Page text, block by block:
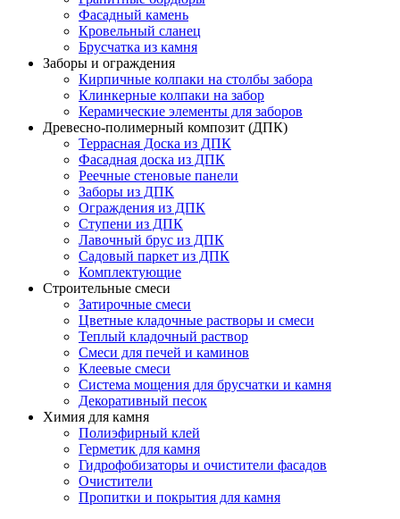
Фасадный камень
Кровельный сланец
Брусчатка из камня
Заборы и ограждения
Кирпичные колпаки на столбы забора
Клинкерные колпаки на забор
Керамические элементы для заборов
Древесно-полимерный композит (ДПК)
Террасная Доска из ДПК
Фасадная доска из ДПК
Реечные стеновые панели
Заборы из ДПК
Ограждения из ДПК
Ступени из ДПК
Лавочный брус из ДПК
Садовый паркет из ДПК
Комплектующие
Строительные смеси
Затирочные смеси
Цветные кладочные растворы и смеси
Теплый кладочный раствор
Смеси для печей и каминов
Клеевые смеси
Система мощения для брусчатки и камня
Декоративный песок
Химия для камня
Полиэфирный клей
Герметик для камня
Гидрофобизаторы и очистители фасадов
Очистители
Пропитки и покрытия для камня